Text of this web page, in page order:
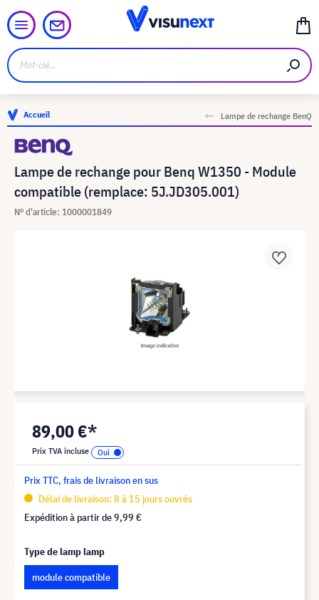
Accueil Lampe de rechange BenQ
Lampe de rechange pour Benq W1350 - Module
compatible (remplace: 5J.JD305.001)
N° d'article: 1000001849
89,00 €*
Prix TVA incluse
Prix TTC, frais de livraison en sus
Délai de livraison: 8 à 15 jours ouvrés
Expédition à partir de9,99 €
Type de lamp lamp
module compatible